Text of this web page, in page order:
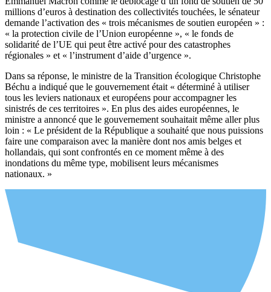
millions d’euros à destination des collectivités touchées, le sénateur
demande l’activation des « trois mécanismes de soutien européen » :
« la protection civile de l’Union européenne », « le fonds de
solidarité de l’UE qui peut être activé pour des catastrophes
régionales » et « l’instrument d’aide d’urgence ».
Dans sa réponse, le ministre de la Transition écologique Christophe
Béchu a indiqué que le gouvernement était « déterminé à utiliser
tous les leviers nationaux et européens pour accompagner les
sinistrés de ces territoires ». En plus des aides européennes, le
ministre a annoncé que le gouvernement souhaitait même aller plus
loin : « Le président de la République a souhaité que nous puissions
faire une comparaison avec la manière dont nos amis belges et
hollandais, qui sont confrontés en ce moment même à des
inondations du même type, mobilisent leurs mécanismes
nationaux. »